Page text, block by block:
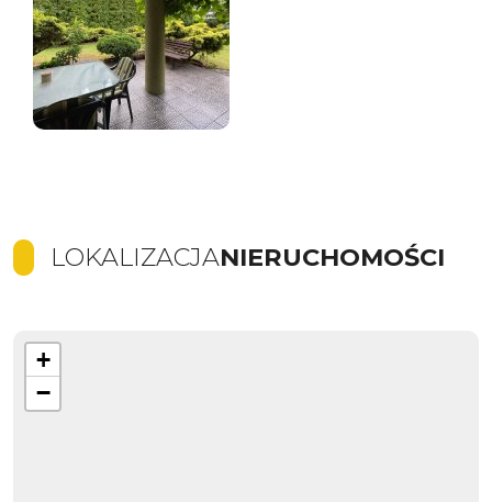
LOKALIZACJANIERUCHOMOŚCI
+
−